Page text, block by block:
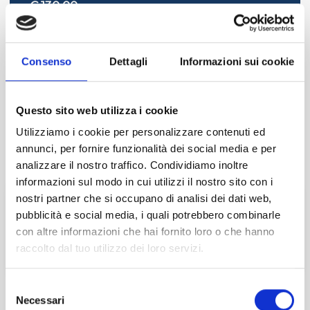
Consenso Dettagli Informazioni sui cookie
Questo sito web utilizza i cookie
Utilizziamo i cookie per personalizzare contenuti ed
annunci, per fornire funzionalità dei social media e per
analizzare il nostro traffico. Condividiamo inoltre
informazioni sul modo in cui utilizzi il nostro sito con i
nostri partner che si occupano di analisi dei dati web,
pubblicità e social media, i quali potrebbero combinarle
con altre informazioni che hai fornito loro o che hanno
raccolto dal tuo utilizzo dei loro servizi.
delNecessari
€ 130,00
NON ISCRITTI ADCEC TRE VENEZIE +IVA
EVENTO CONCLUSO
Prenotazioni chiuse il 18/10/2021
IN COLLABORAZIONE CON